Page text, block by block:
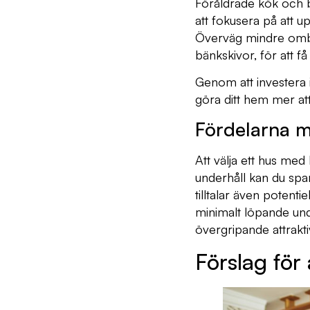
att fokusera på att
Överväg mindre
bänkskivor, för att
Genom att
göra ditt hem mer
Fördelarna
Att välja ett hus
underhåll kan du
tilltalar även
minimalt löpande
övergripande
Förslag